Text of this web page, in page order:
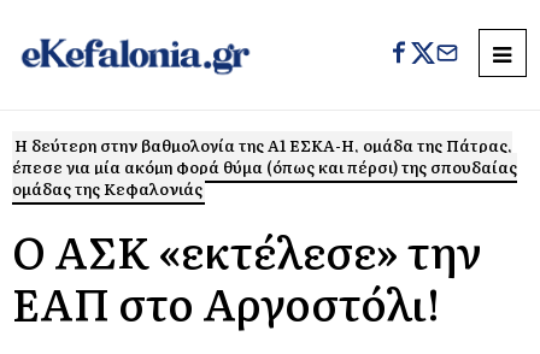
Η δεύτερη στην βαθμολογία της Α1 ΕΣΚΑ-Η, ομάδα της Πάτρας,
έπεσε για μία ακόμη φορά θύμα (όπως και πέρσι) της σπουδαίας
ομάδας της Κεφαλονιάς
Ο ΑΣΚ «εκτέλεσε» την
ΕΑΠ στο Αργοστόλι!